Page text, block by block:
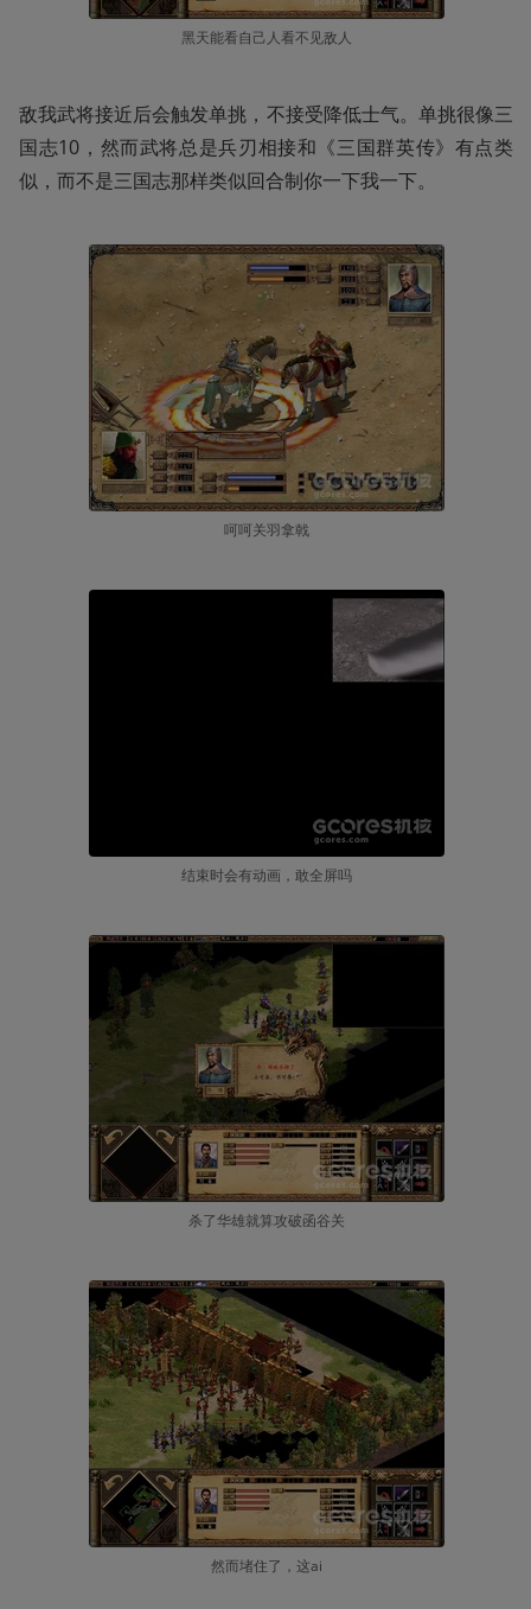
黑天能看自己人看不见敌人
敌我武将接近后会触发单挑，不接受降低士气。单挑很像三
国志10，然而武将总是兵刃相接和《三国群英传》有点类
似，而不是三国志那样类似回合制你一下我一下。
呵呵关羽拿戟
结束时会有动画，敢全屏吗
杀了华雄就算攻破函谷关
然而堵住了，这ai